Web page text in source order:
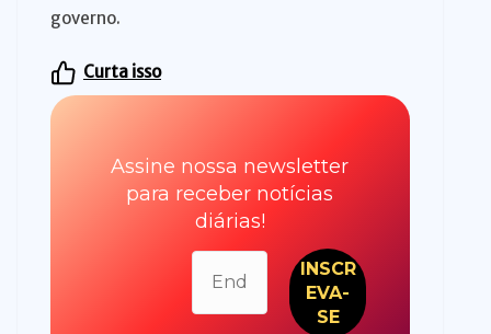
governo.
Curta isso
Assine nossa newsletter
para receber notícias
diárias!